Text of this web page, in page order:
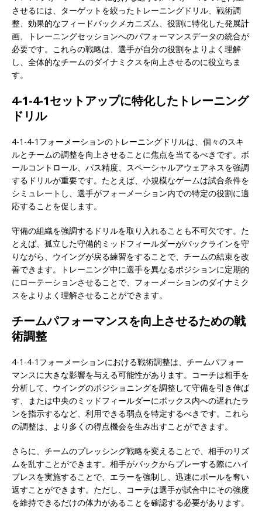
させるには、ターゲットを絞ったトレーニングドリル、戦術調
整、効果的なフィードバックメカニズム、役割に特化した発展計
画、トレーニングセッションへのパフォーマンスデータの統合が
必要です。これらの戦略は、選手が自分の役割をよりよく理解
し、全体的なチームのダイナミクスを向上させるのに役立ちま
す。
4-1-4-1セットアップに特化したトレーニング
ドリル
4-1-4-1フォーメーションのトレーニングドリルは、個々のスキ
ルとチームの調整を向上させることに焦点を当てるべきです。ボ
ールコントロール、パス精度、スペーシャルアウェアネスを強調
するドリルが重要です。たとえば、小規模なゲームは試合条件を
シミュレートし、選手がフォーメーション内での特定の役割に適
応することを促します。
守備の組織を強調するドリルを取り入れることも不可欠です。た
とえば、孤立した守備的ミッドフィールダーがバックラインを守
りながら、ウイングが戻る練習をすることで、チームの結束を改
善できます。トレーニング中に選手を異なるポジションに定期的
にローテーションさせることで、フォーメーションのダイナミク
スをよりよく理解させることができます。
チームパフォーマンスを向上させるための戦
術調整
4-1-4-1フォーメーションにおける戦術調整は、チームパフォー
マンスに大きな影響を与える可能性があります。コーチは相手を
分析して、ウイングのポジショニングを調整して守備を引き伸ば
す、または中央のミッドフィールダーにボックス内への遅れたラ
ンを指示するなど、利用できる弱点を特定するべきです。これら
の調整は、より多くの得点機会を生み出すことができます。
さらに、チームのプレッシング戦略を変えることで、相手のリズ
ムを乱すことができます。相手がバックからプレーする際にハイ
プレスを実施することで、エラーを強制し、迅速にボールを奪い
返すことができます。ただし、コーチは選手が試合中にその強度
を維持できるだけの体力があることを確認する必要があります。